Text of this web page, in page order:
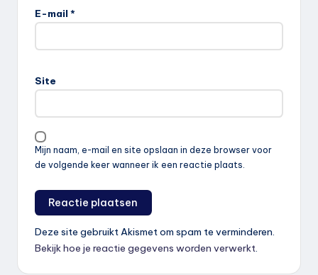
E-mail *
Site
Mijn naam, e-mail en site opslaan in deze browser voor
de volgende keer wanneer ik een reactie plaats.
Deze site gebruikt Akismet om spam te verminderen.
Bekijk hoe je reactie gegevens worden verwerkt.